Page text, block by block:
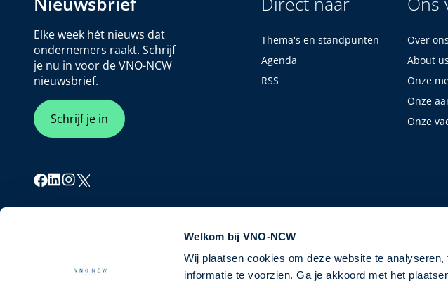
Welkom bij VNO-NCW
Wij plaatsen cookies om deze website te
informatie te voorzien. Ga je akkoord met het
Elke week hét nieuws dat
ondernemers raakt. Schrijf
je nu in voor de VNO-NCW
nieuwsbrief.
Schrijf je in
Thema's en standpunten
Agenda
RSS
Over ons
About us
Onze
Onze
Onze
Privacybeleid Disclaimer